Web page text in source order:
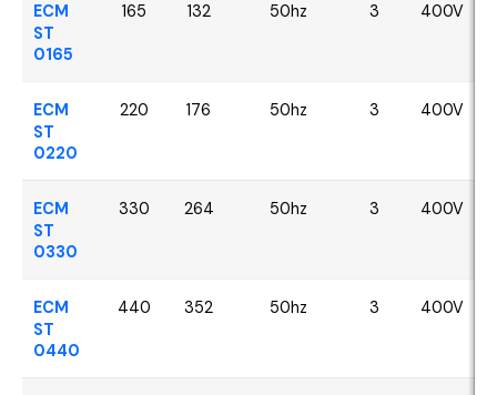
ECM
ST
0165
165 132 50hz 3 400V
ECM
ST
0220
220 176 50hz 3 400V
ECM
ST
0330
330 264 50hz 3 400V
ECM
ST
0440
440 352 50hz 3 400V